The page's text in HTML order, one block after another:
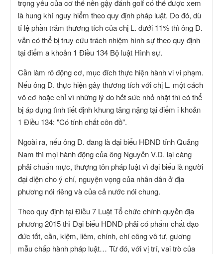
trọng yếu của cơ thể nên gậy đánh golf có thể được xem
là hung khí nguy hiểm theo quy định pháp luật. Do đó, dù
tỉ lệ phần trăm thương tích của chị L. dưới 11% thì ông D.
vẫn có thể bị truy cứu trách nhiệm hình sự theo quy định
tại điểm a khoản 1 Điều 134 Bộ luật Hình sự.
Cần làm rõ động cơ, mục đích thực hiện hành vi vi phạm.
Nếu ông D. thực hiện gây thương tích với chị L. một cách
vô cớ hoặc chỉ vì những lý do hết sức nhỏ nhặt thì có thể
bị áp dụng tình tiết định khung tăng nặng tại điểm i khoản
1 Điều 134: "Có tính chất côn đồ".
Ngoài ra, nếu ông D. đang là đại biểu HĐND tỉnh Quảng
Nam thì mọi hành động của ông Nguyễn V.D. lại càng
phải chuẩn mực, thượng tôn pháp luật vì đại biểu là người
đại diện cho ý chí, nguyện vọng của nhân dân ở địa
phương nói riêng và của cả nước nói chung.
Theo quy định tại Điều 7 Luật Tổ chức chính quyền địa
phương 2015 thì Đại biểu HĐND phải có phẩm chất đạo
đức tốt, cần, kiệm, liêm, chính, chí công vô tư, gương
mẫu chấp hành pháp luật… Từ đó, với vị trí, vai trò của